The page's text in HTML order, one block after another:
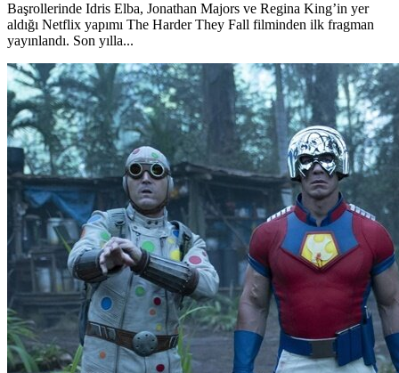
Başrollerinde Idris Elba, Jonathan Majors ve Regina King’in yer
aldığı Netflix yapımı The Harder They Fall filminden ilk fragman
yayınlandı. Son yılla...